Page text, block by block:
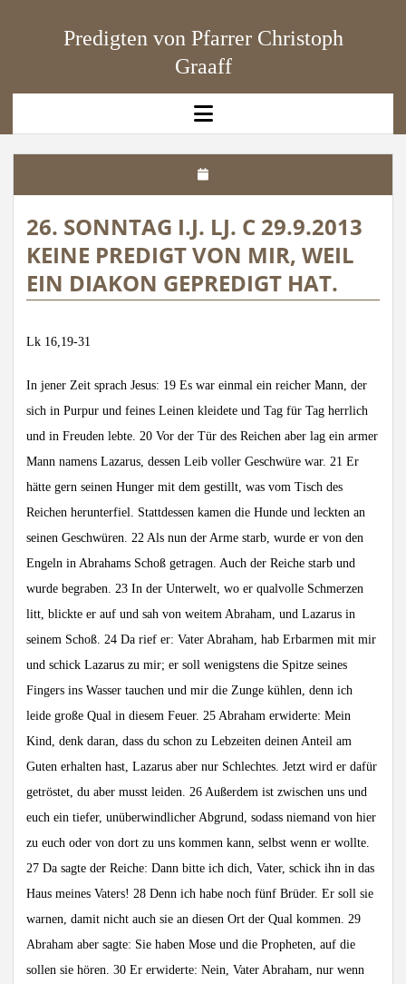
Predigten von Pfarrer Christoph
Graaff
open
menu
26. SONNTAG I.J. LJ. C 29.9.2013
KEINE PREDIGT VON MIR, WEIL
EIN DIAKON GEPREDIGT HAT.
Lk 16,19-31
In jener Zeit sprach Jesus: 19 Es war einmal ein reicher Mann, der
sich in Purpur und feines Leinen kleidete und Tag für Tag herrlich
und in Freuden lebte. 20 Vor der Tür des Reichen aber lag ein armer
Mann namens Lazarus, dessen Leib voller Geschwüre war. 21 Er
hätte gern seinen Hunger mit dem gestillt, was vom Tisch des
Reichen herunterfiel. Stattdessen kamen die Hunde und leckten an
seinen Geschwüren. 22 Als nun der Arme starb, wurde er von den
Engeln in Abrahams Schoß getragen. Auch der Reiche starb und
wurde begraben. 23 In der Unterwelt, wo er qualvolle Schmerzen
litt, blickte er auf und sah von weitem Abraham, und Lazarus in
seinem Schoß. 24 Da rief er: Vater Abraham, hab Erbarmen mit mir
und schick Lazarus zu mir; er soll wenigstens die Spitze seines
Fingers ins Wasser tauchen und mir die Zunge kühlen, denn ich
leide große Qual in diesem Feuer. 25 Abraham erwiderte: Mein
Kind, denk daran, dass du schon zu Lebzeiten deinen Anteil am
Guten erhalten hast, Lazarus aber nur Schlechtes. Jetzt wird er dafür
getröstet, du aber musst leiden. 26 Außerdem ist zwischen uns und
euch ein tiefer, unüberwindlicher Abgrund, sodass niemand von hier
zu euch oder von dort zu uns kommen kann, selbst wenn er wollte.
27 Da sagte der Reiche: Dann bitte ich dich, Vater, schick ihn in das
Haus meines Vaters! 28 Denn ich habe noch fünf Brüder. Er soll sie
warnen, damit nicht auch sie an diesen Ort der Qual kommen. 29
Abraham aber sagte: Sie haben Mose und die Propheten, auf die
sollen sie hören. 30 Er erwiderte: Nein, Vater Abraham, nur wenn